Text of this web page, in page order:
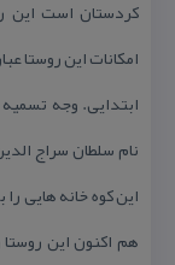
امكانات این روستا
ابتدایی. وجه
نام سلطان سراج
این كوه خانه هایی